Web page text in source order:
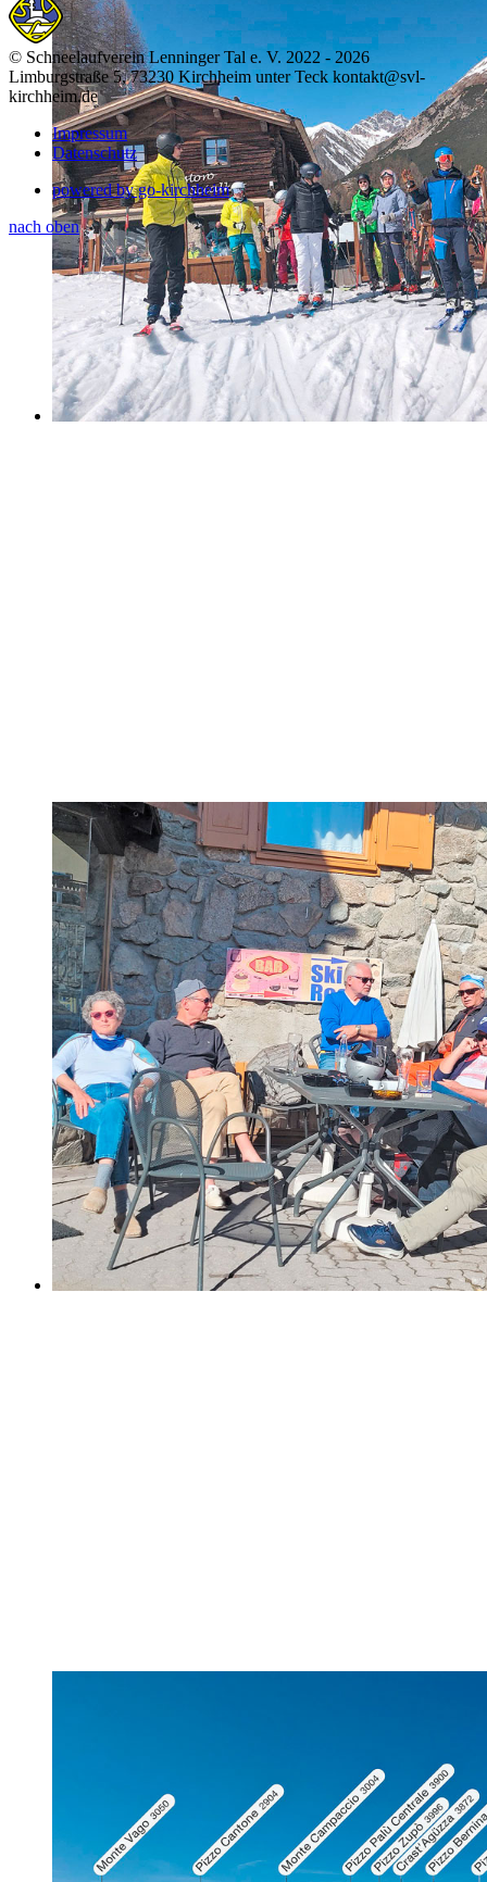
© Schneelaufverein Lenninger Tal e. V. 2022 - 2026
Limburgstraße 5, 73230 Kirchheim unter Teck kontakt@svl-
kirchheim.de
Impressum
Datenschutz
powered by go-kirchheim
nach oben